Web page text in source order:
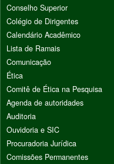
Conselho Superior
Colégio de Dirigentes
Calendário Acadêmico
Lista de Ramais
Comunicação
Ética
Comitê de Ética na Pesquisa
Agenda de autoridades
Auditoria
Ouvidoria e SIC
Procuradoria Jurídica
Comissões Permanentes